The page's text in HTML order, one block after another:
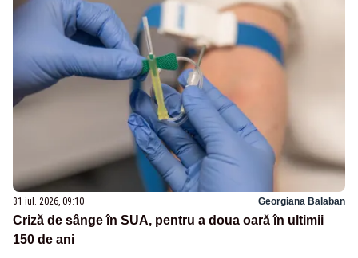
31 iul. 2026, 09:10 Georgiana Balaban
Criză de sânge în SUA, pentru a doua oară în ultimii
150 de ani